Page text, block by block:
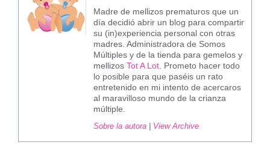
Madre de mellizos prematuros que un
día decidió abrir un blog para compartir
su (in)experiencia personal con otras
madres. Administradora de Somos
Múltiples y de la tienda para gemelos y
mellizos Tot A Lot . Prometo hacer todo
lo posible para que paséis un rato
entretenido en mi intento de acercaros
al maravilloso mundo de la crianza
múltiple.
Sobre la autora View Archive